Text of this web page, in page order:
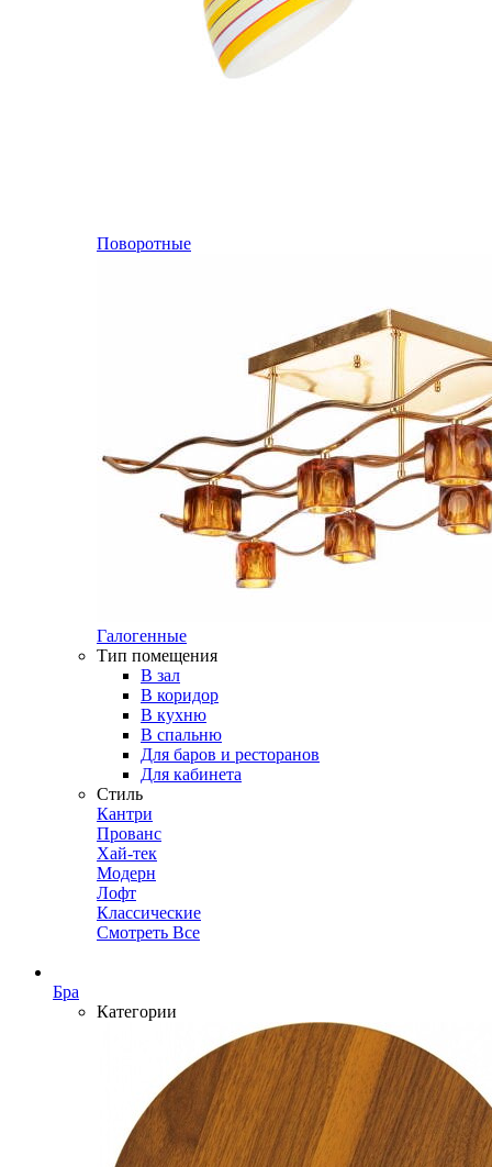
Поворотные
Галогенные
Тип помещения
В зал
В коридор
В кухню
В спальню
Для баров и ресторанов
Для кабинета
Стиль
Кантри
Прованс
Хай-тек
Модерн
Лофт
Классические
Смотреть Все
Бра
Категории